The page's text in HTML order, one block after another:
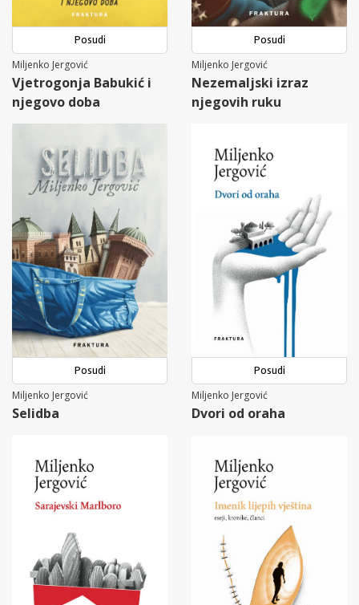
Posudi
Miljenko Jergović
Vjetrogonja Babukić i
njegovo doba
Posudi
Miljenko Jergović
Nezemaljski izraz
njegovih ruku
Posudi
Miljenko Jergović
Selidba
Posudi
Miljenko Jergović
Dvori od oraha